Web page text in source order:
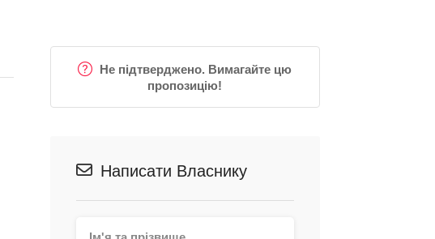
Не підтверджено. Вимагайте цю
пропозицію!
Написати Власнику